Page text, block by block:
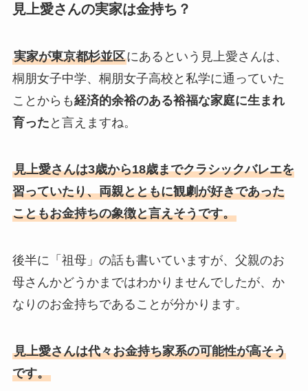
見上愛さんの実家は金持ち？
実家が東京都杉並区にあるという見上愛さんは、
桐朋女子中学、桐朋女子高校と私学に通っていた
ことからも経済的余裕のある裕福な家庭に生まれ
育った と言えますね。
見上愛さんは3歳から18歳までクラシックバレエを
習っていたり、両親とともに観劇が好きであった
こともお金持ちの象徴と言えそうです。
後半に「祖母」の話も書いていますが、父親のお
母さんかどうかまではわかりませんでしたが、か
なりのお金持ちであることが分かります。
見上愛さんは代々お金持ち家系の可能性が高そう
です。